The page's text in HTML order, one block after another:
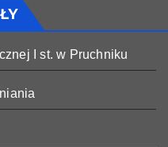
I st. w Pruchniku